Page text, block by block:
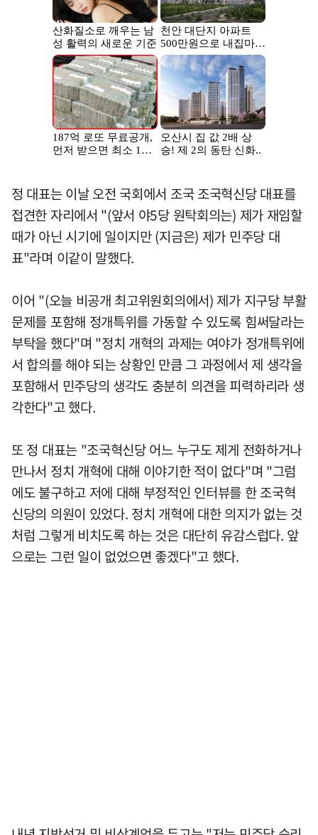
정 대표는 이날 오전 국회에서 조국 조국혁신당 대표를
접견한 자리에서 "(앞서 야5당 원탁회의는) 제가 재임할
때가 아닌 시기에 일이지만 (지금은) 제가 민주당 대
표"라며 이같이 말했다.
이어 "(오늘 비공개 최고위원회의에서) 제가 지구당 부활
문제를 포함해 정개특위를 가동할 수 있도록 힘써달라는
부탁을 했다"며 "정치 개혁의 과제는 여야가 정개특위에
서 합의를 해야 되는 상황인 만큼 그 과정에서 제 생각을
포함해서 민주당의 생각도 충분히 의견을 피력하리라 생
각한다"고 했다.
또 정 대표는 "조국혁신당 어느 누구도 제게 전화하거나
만나서 정치 개혁에 대해 이야기한 적이 없다"며 "그럼
에도 불구하고 저에 대해 부정적인 인터뷰를 한 조국혁
신당의 의원이 있었다. 정치 개혁에 대한 의지가 없는 것
처럼 그렇게 비치도록 하는 것은 대단히 유감스럽다. 앞
으로는 그런 일이 없었으면 좋겠다"고 했다.